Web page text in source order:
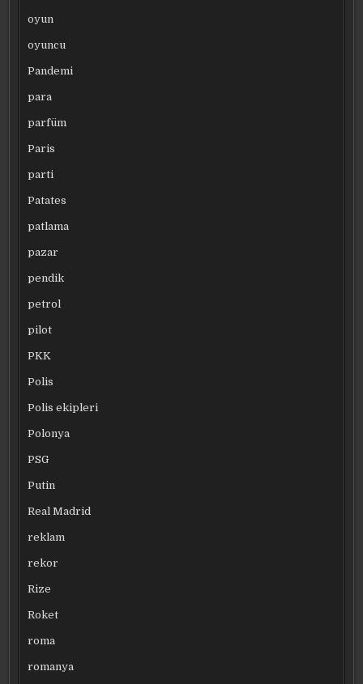
oyun
oyuncu
Pandemi
para
parfüm
Paris
parti
Patates
patlama
pazar
pendik
petrol
pilot
PKK
Polis
Polis ekipleri
Polonya
PSG
Putin
Real Madrid
reklam
rekor
Rize
Roket
roma
romanya